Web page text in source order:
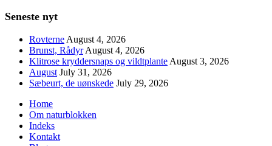
Seneste nyt
Rovterne August 4, 2026
Brunst, Rådyr August 4, 2026
Klitrose kryddersnaps og vildtplante August 3, 2026
August July 31, 2026
Sæbeurt, de uønskede July 29, 2026
Home
Om naturblokken
Indeks
Kontakt